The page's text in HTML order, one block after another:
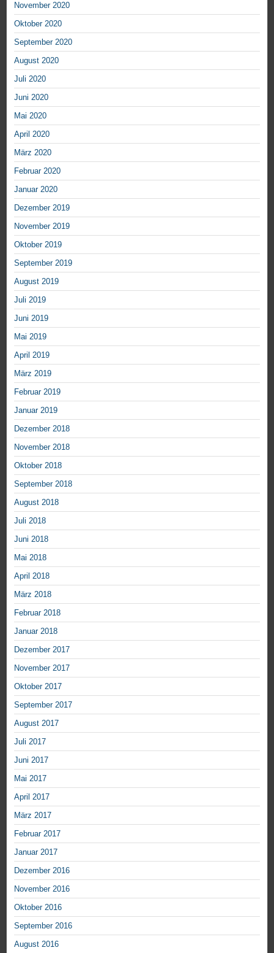
November 2020
Oktober 2020
September 2020
August 2020
Juli 2020
Juni 2020
Mai 2020
April 2020
März 2020
Februar 2020
Januar 2020
Dezember 2019
November 2019
Oktober 2019
September 2019
August 2019
Juli 2019
Juni 2019
Mai 2019
April 2019
März 2019
Februar 2019
Januar 2019
Dezember 2018
November 2018
Oktober 2018
September 2018
August 2018
Juli 2018
Juni 2018
Mai 2018
April 2018
März 2018
Februar 2018
Januar 2018
Dezember 2017
November 2017
Oktober 2017
September 2017
August 2017
Juli 2017
Juni 2017
Mai 2017
April 2017
März 2017
Februar 2017
Januar 2017
Dezember 2016
November 2016
Oktober 2016
September 2016
August 2016